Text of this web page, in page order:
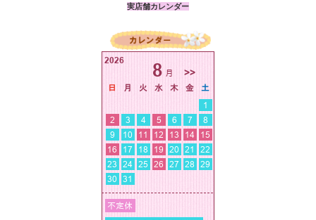
実店舗カレンダー